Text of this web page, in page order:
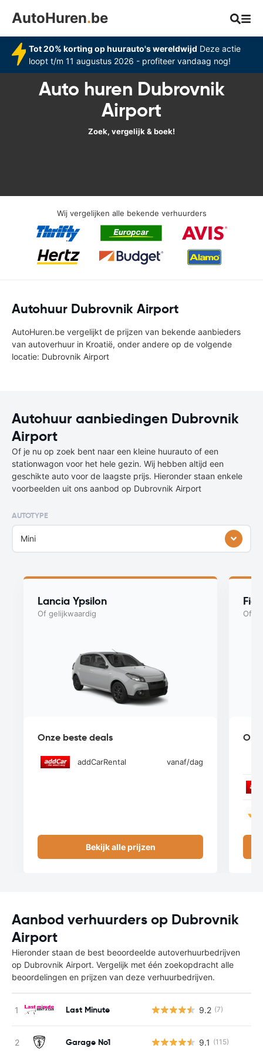
AutoHuren.be
Tot 20% korting op huurauto's wereldwijd Deze actie
loopt t/m 11 augustus 2026 - profiteer vandaag nog!
Auto huren Dubrovnik
Airport
Zoek, vergelijk & boek!
Wij vergelijken alle bekende verhuurders
Autohuur Dubrovnik Airport
AutoHuren.be vergelijkt de prijzen van bekende aanbieders
van autoverhuur in Kroatië, onder andere op de volgende
locatie: Dubrovnik Airport
Autohuur aanbiedingen Dubrovnik
Airport
Of je nu op zoek bent naar een kleine huurauto of een
stationwagon voor het hele gezin. Wij hebben altijd een
geschikte auto voor de laagste prijs. Hieronder staan enkele
voorbeelden uit ons aanbod op Dubrovnik Airport
AUTOTYPE
Mini
Lancia Ypsilon
Of gelijkwaardig
Onze beste deals
addCarRental vanaf/dag
Bekijk alle prijzen
Of
Aanbod verhuurders op Dubrovnik
Airport
Hieronder staan de best beoordeelde autoverhuurbedrijven
op Dubrovnik Airport. Vergelijk met één zoekopdracht alle
beoordelingen en prijzen van deze verhuurbedrijven.
Last Minute 9.2 (7)
Garage No1 9.1 (115)